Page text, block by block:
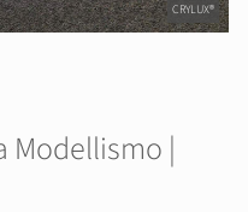
CRYLUX®
Modellismo |